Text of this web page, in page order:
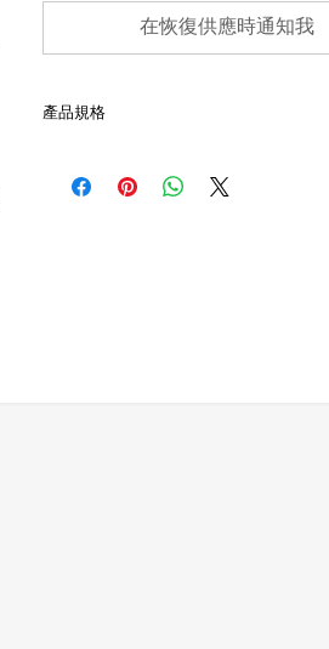
在恢復供應時通知我
產品規格
- 純植物性產品